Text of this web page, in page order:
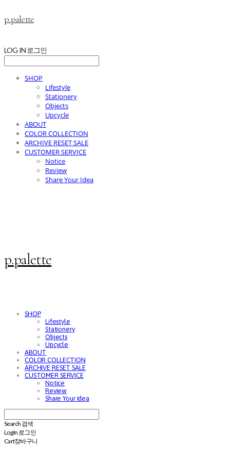
p.palette
LOG IN 로그인
SHOP
Lifestyle
Stationery
Objects
Upcycle
ABOUT
COLOR COLLECTION
ARCHIVE RESET SALE
CUSTOMER SERVICE
Notice
Review
Share Your Idea
p.palette
SHOP
Lifestyle
Stationery
Objects
Upcycle
ABOUT
COLOR COLLECTION
ARCHIVE RESET SALE
CUSTOMER SERVICE
Notice
Review
Share Your Idea
Search 검색
Log In 로그인
Cart장바구니